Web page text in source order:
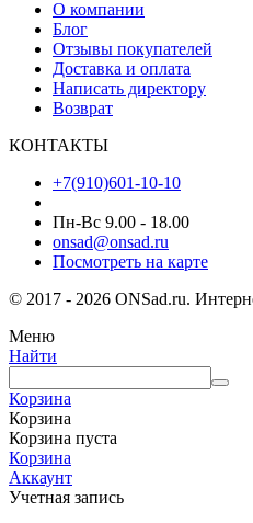
О компании
Блог
Отзывы покупателей
Доставка и оплата
Написать директору
Возврат
КОНТАКТЫ
+7(910)601-10-10
Пн-Вс 9.00 - 18.00
onsad@onsad.ru
Посмотреть на карте
© 2017 - 2026 ONSad.ru.
Меню
Найти
Корзина
Корзина
Корзина пуста
Корзина
Аккаунт
Учетная запись